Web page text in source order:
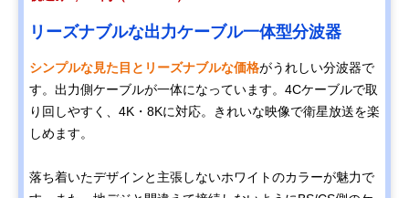
リーズナブルな出力ケーブル一体型分波器
シンプルな見た目とリーズナブルな価格がうれしい分波器で
す。出力側ケーブルが一体になっています。4Cケーブルで取
り回しやすく、4K・8Kに対応。きれいな映像で衛星放送を楽
しめます。
落ち着いたデザインと主張しないホワイトのカラーが魅力で